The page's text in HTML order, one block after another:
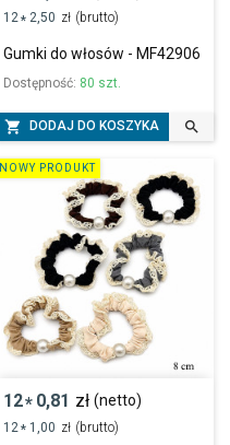
12* 2,50 zł (brutto)
Gumki do włosów - MF42906
Dostępność: 80 szt.
 DODAJ DO KOSZYKA 
12* 0,81 zł (netto)
12 * 1,00 zł (brutto)
NOWY PRODUKT